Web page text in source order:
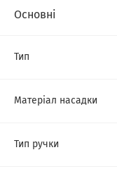
Основні
Тип
Матеріал насадки
Тип ручки